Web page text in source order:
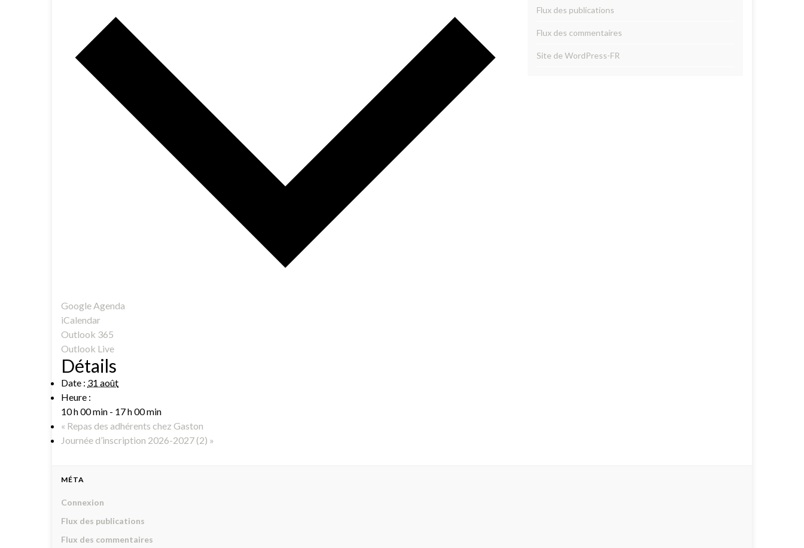
Google Agenda
iCalendar
Outlook 365
Outlook Live
Détails
Date : 31 août
Heure :
10 h 00 min - 17 h 00 min
« Repas des adhérents chez Gaston
Journée d’inscription 2026-2027 (2) »
Flux des publications
Flux des commentaires
Site de WordPress-FR
MÉTA
Connexion
Flux des publications
Flux des commentaires